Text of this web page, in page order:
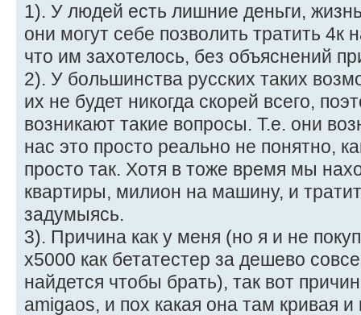
1). У людей есть лишние деньги,
они могут себе позволить тратить 4к
что им захотелось, без объяснений
2). У большинства русских таких
их не будет никогда скорей всего,
возникают такие вопросы. Т.е. они
нас это просто реально не понятно,
просто так. Хотя в тоже время мы
квартиры, милион на машину, и
задумыясь.
3). Причина как у меня (но я и не
x5000 как бетатестер за дешево
найдется чтобы брать), так вот
amigaos, и пох какая она там кривая и